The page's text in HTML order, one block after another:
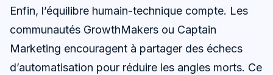
Enfin, l’équilibre humain-technique compte. Les
communautés GrowthMakers ou Captain
Marketing encouragent à partager des échecs
d’automatisation pour réduire les angles morts. Ce